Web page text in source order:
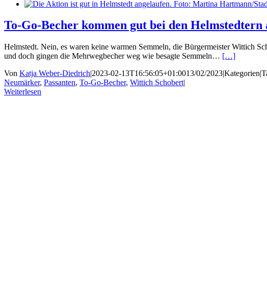
To-Go-Becher kommen gut bei den Helmstedtern
Helmstedt. Nein, es waren keine warmen Semmeln, die Bürgermeister Wittich
und doch gingen die Mehrwegbecher weg wie besagte Semmeln… […]
Von Katja Weber-Diedrich|2023-02-13T16:56:05+01:0013/02/2023|Kategorien|
Neumärker, Passanten, To-Go-Becher, Wittich Schobert|
Weiterlesen